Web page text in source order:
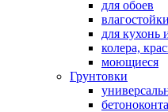
для обоев
для кухонь
колера,
моющиеся
Грунтовки